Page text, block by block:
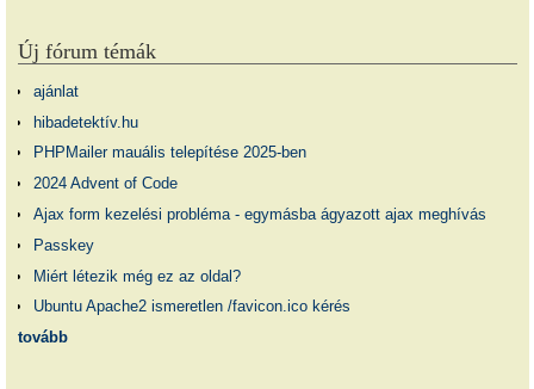
Új fórum témák
ajánlat
hibadetektív.hu
PHPMailer mauális telepítése 2025-ben
2024 Advent of Code
Ajax form kezelési probléma - egymásba ágyazott ajax meghívás
Passkey
Miért létezik még ez az oldal?
Ubuntu Apache2 ismeretlen /favicon.ico kérés
tovább